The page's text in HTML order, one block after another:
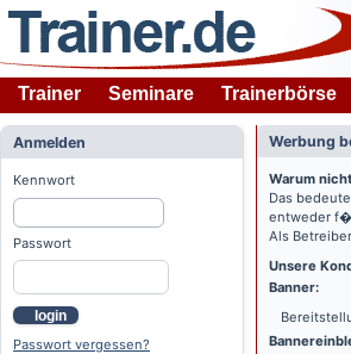
Trainer Seminare Trainerbörse
Anmelden
Kennwort
Passwort
login
Passwort vergessen?
Werbung
Warum
Das
entweder
Als
Unsere
Banner: